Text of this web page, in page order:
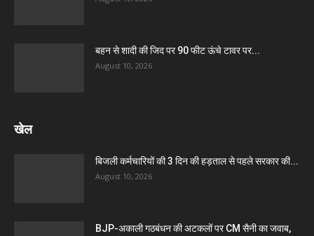
बहन से शादी की जिद पर 90 फीट ऊंचे टावर पर...
August 10, 2026
खेल
बिजली कर्मचारियों की 3 दिन की हड़ताल से पहले सरकार की...
August 10, 2026
BJP-अकाली गठबंधन की अटकलों पर CM सैनी का जवाब,